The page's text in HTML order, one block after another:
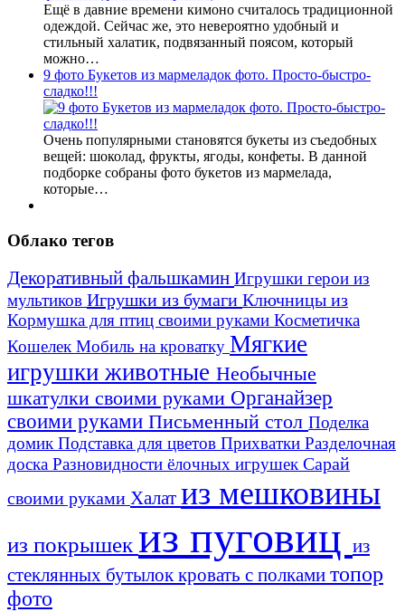
Ещё в давние времени кимоно считалось традиционной
одеждой. Сейчас же, это невероятно удобный и
стильный халатик, подвязанный поясом, который
можно…
9 фото Букетов из мармеладок фото. Просто-быстро-
сладко!!!
Очень популярными становятся букеты из съедобных
вещей: шоколад, фрукты, ягоды, конфеты. В данной
подборке собраны фото букетов из мармелада,
которые…
Облако тегов
Декоративный фальшкамин Игрушки герои из
мультиков Игрушки из бумаги Ключницы из
Кормушка для птиц своими руками Косметичка
КошелекМобиль на кроватку Мягкие
игрушки животные Необычные
шкатулки своими руками Органайзер
своими руками Письменный стол Поделка
домикПодставка для цветов Прихватки Разделочная
доска Разновидности ёлочных игрушекСарай
своими руками Халат из мешковины
из покрышек из пуговиц из
стеклянных бутылоккровать с полками топор
фото